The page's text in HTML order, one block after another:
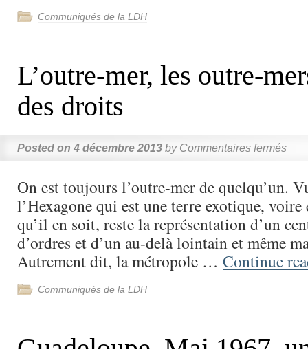
Communiqués de la LDH
L’outre-mer, les outre-
des droits
Posted on 4 décembre 2013 by Commentaires fermés
On est toujours l’outre-mer de quelqu’un.
l’Hexagone qui est une terre exotique,
qu’il en soit, reste la représentation d’un
d’ordres et d’un au-delà lointain et même
Autrement dit, la métropole … Continue
Communiqués de la LDH